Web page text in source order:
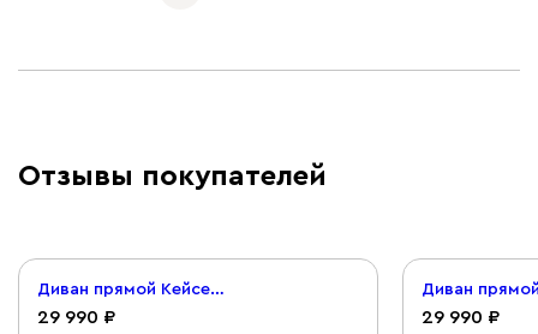
Отзывы покупателей
Диван прямой Кейсес 120 Велюр Терракотовый
29 990 29 990